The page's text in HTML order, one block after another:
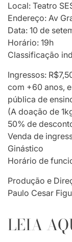
Local: Teatro
Endereço: Av
Data: 10 de
Horário: 19h
Classificação
Ingressos:
com +60 anos,
pública de
(A doação de
50% de
Venda de
Ginástico
Horário de
Produção e
Paulo Cesar
LEIA